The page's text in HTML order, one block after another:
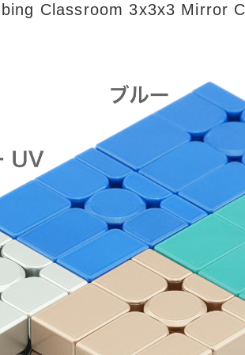
Classroom 3x3x3 Mirror